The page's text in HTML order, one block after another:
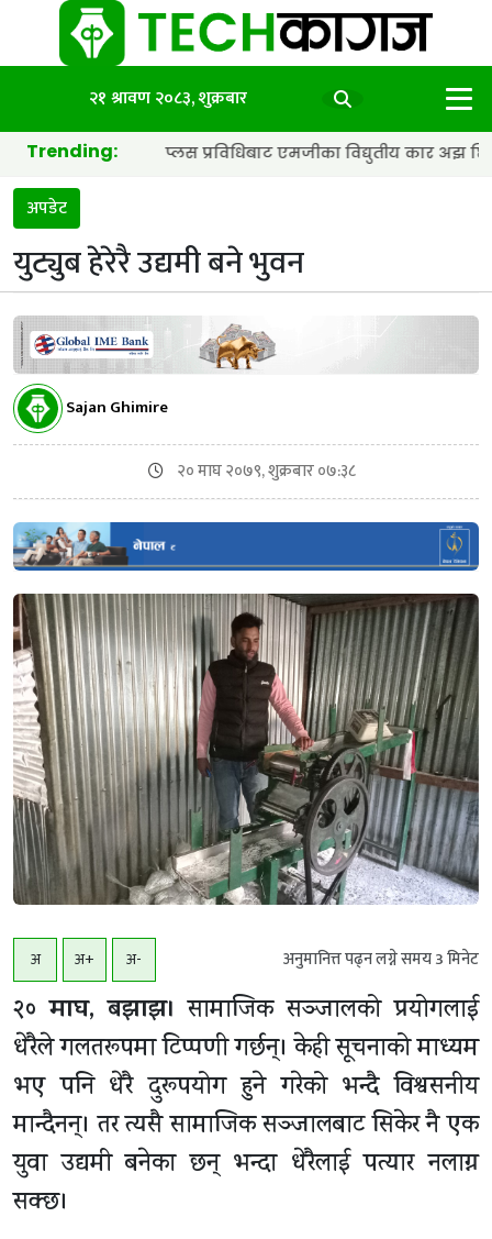
२१ श्रावण २०८३, शुक्रबार
Trending:
हाइब्रिड प्लस प्रविधिबाट एमजीका विद्युतीय कार अझ छिटा र स्मार्ट
अपडेट
युट्युब हेरेरै उद्यमी बने भुवन
Sajan Ghimire
२० माघ २०७९, शुक्रबार ०७:३८
अ अ+ अ- अनुमानित्त पढ्न लग्ने समय3मिनेट
२० माघ, बझाझ। सामाजिक सञ्जालको प्रयोगलाई
धेरैले गलतरूपमा टिप्पणी गर्छन्। केही सूचनाको माध्यम
भए पनि धेरै दुरूपयोग हुने गरेको भन्दै विश्वसनीय
मान्दैनन्। तर त्यसै सामाजिक सञ्जालबाट सिकेर नै एक
युवा उद्यमी बनेका छन् भन्दा धेरैलाई पत्यार नलाग्न
सक्छ।